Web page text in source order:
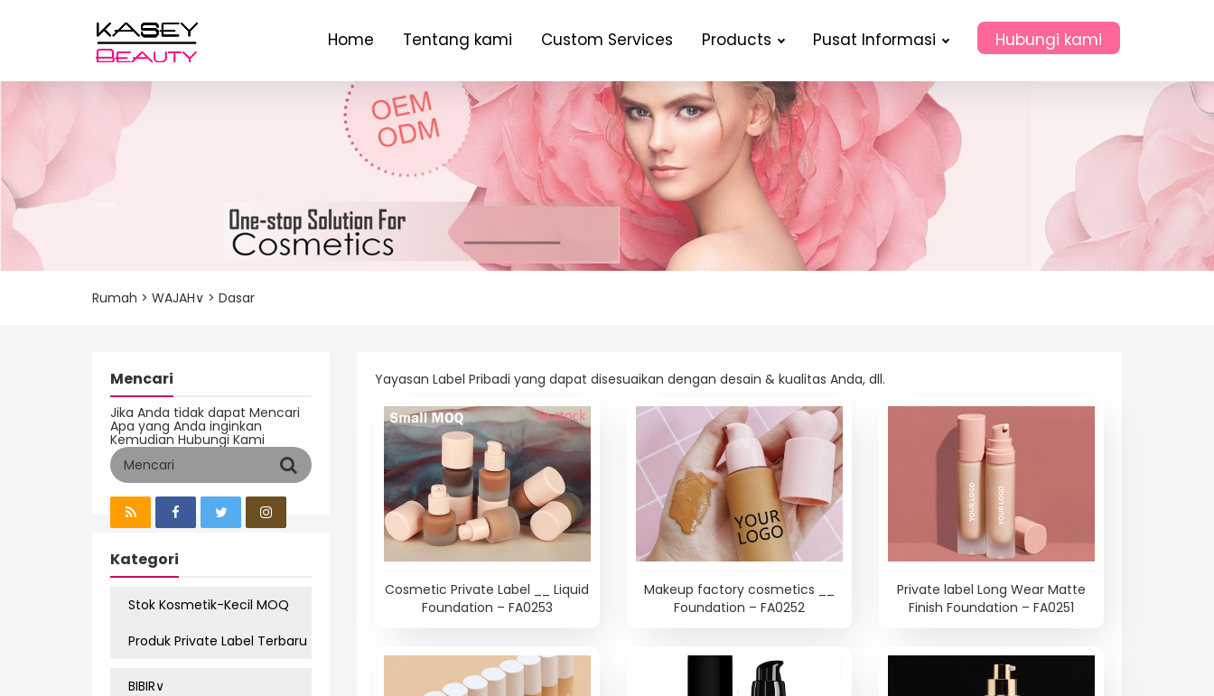
Home Tentang kami Custom Services Products Pusat Informasi Hubungi kami
Rumah > WAJAH∨ > Dasar
Yayasan Label Pribadi yang dapat disesuaikan dengan desain & kualitas Anda, dll.
Cosmetic Private Label __ Liquid
Foundation – FA0253
Makeup factory cosmetics __
Foundation – FA0252
Private label Long Wear Matte
Finish Foundation – FA0251
Mencari
Jika Anda tidak dapat Mencari
Apa yang Anda inginkan
Kemudian Hubungi Kami
Kategori
Stok Kosmetik-Kecil MOQ
Produk Private Label Terbaru
BIBIR∨